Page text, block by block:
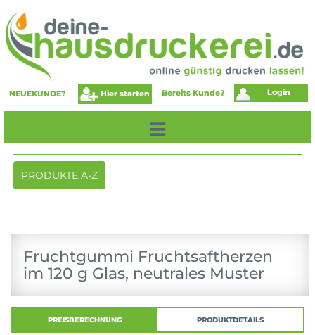
NEUEKUNDE? Hier starten Bereits Kunde? Login
Toggle
navigation
PRODUKTE A-Z
Fruchtgummi Fruchtsaftherzen
im 120 g Glas, neutrales Muster
PREISBERECHNUNG PRODUKTDETAILS